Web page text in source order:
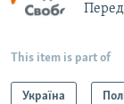
This item is part of
Україна